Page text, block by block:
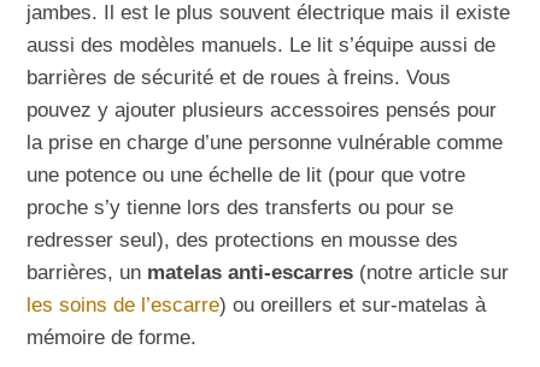
jambes. Il est le plus souvent électrique mais il existe
aussi des modèles manuels. Le lit s’équipe aussi de
barrières de sécurité et de roues à freins. Vous
pouvez y ajouter plusieurs accessoires pensés pour
la prise en charge d’une personne vulnérable comme
une potence ou une échelle de lit (pour que votre
proche s’y tienne lors des transferts ou pour se
redresser seul), des protections en mousse des
barrières, un matelas anti-escarres (notre article sur
les soins de l’escarre) ou oreillers et sur-matelas à
mémoire de forme.